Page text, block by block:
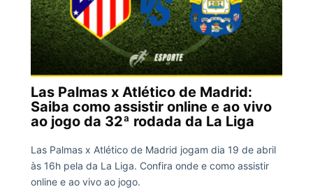
Las Palmas x Atlético de Madrid:
Saiba como assistir online e ao vivo
ao jogo da 32ª rodada da La Liga
Las Palmas x Atlético de Madrid jogam dia 19 de abril
às 16h pela da La Liga. Confira onde e como assistir
online e ao vivo ao jogo.